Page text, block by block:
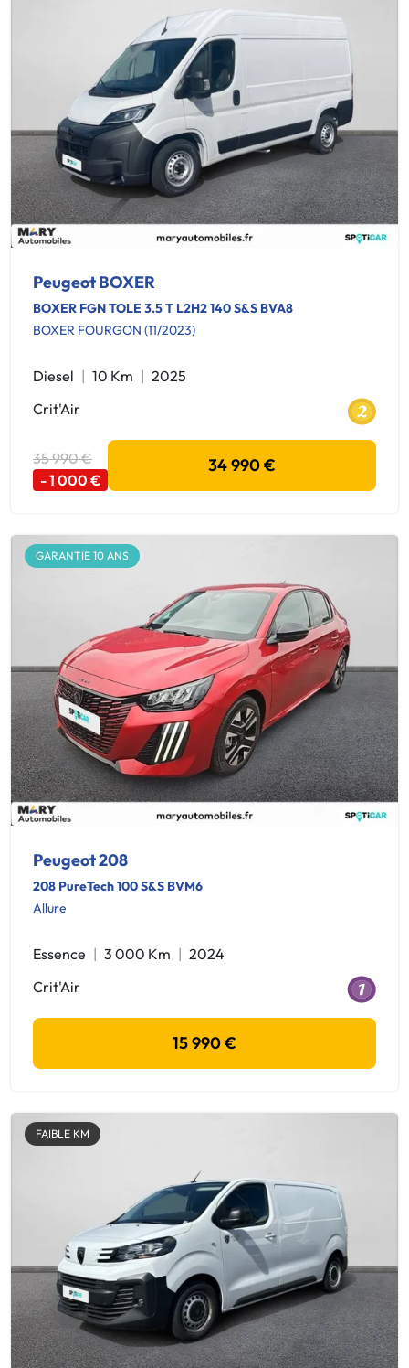
Peugeot BOXER
BOXER FGN TOLE 3.5 T L2H2 140 S&S BVA8
BOXER FOURGON (11/2023)
Diesel 10 Km
2025
Crit'Air
35 990 €
- 1 000 €
34 990 €
GARANTIE 10 ANS
Peugeot 208
208 PureTech 100 S&S BVM6
Allure
Essence 3 000 Km
2024
Crit'Air
15 990 €
FAIBLE KM